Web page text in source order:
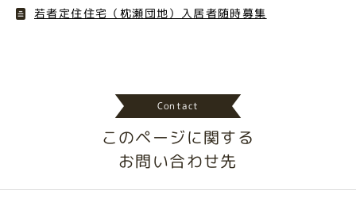
若者定住住宅（枕瀬団地）入居者随時募集
Contact
このページに関する
お問い合わせ先